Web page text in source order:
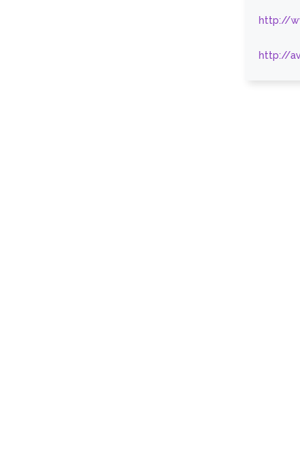
http://
http://